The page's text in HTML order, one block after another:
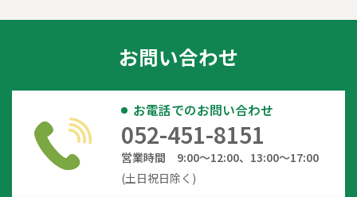
お問い合わせ
お電話でのお問い合わせ
052-451-8151
営業時間 9:00～12:00、13:00～17:00
(土日祝日除く)